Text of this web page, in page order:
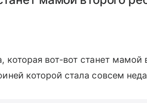
вот-вот станет мамой
которой стала совсем